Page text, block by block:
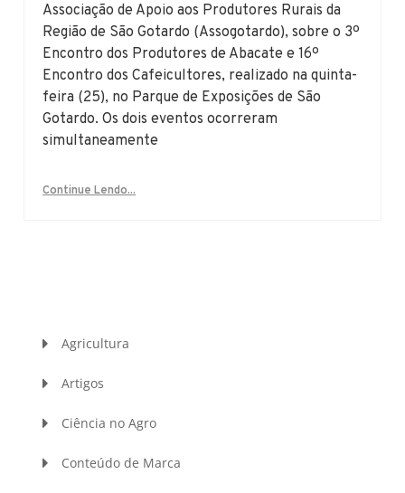
Associação de Apoio aos Produtores Rurais da
Região de São Gotardo (Assogotardo), sobre o 3º
Encontro dos Produtores de Abacate e 16º
Encontro dos Cafeicultores, realizado na quinta-
feira (25), no Parque de Exposições de São
Gotardo. Os dois eventos ocorreram
simultaneamente
Continue Lendo...
Agricultura
Artigos
Ciência no Agro
Conteúdo de Marca